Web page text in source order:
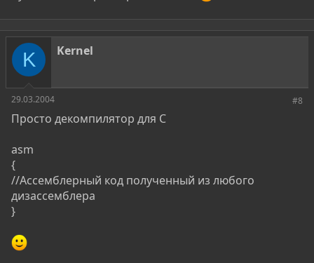
K Kernel
29.03.2004 #8
Просто декомпилятор для С
asm
{
//Ассемблерный код полученный из любого
дизассемблера
}